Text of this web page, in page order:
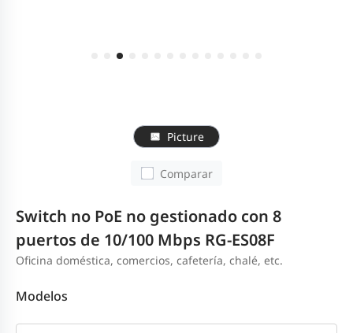
Picture
Comparar
Switch no PoE no gestionado con 8
puertos de 10/100 Mbps RG-ES08F
Oficina doméstica, comercios, cafetería, chalé, etc.
Modelos